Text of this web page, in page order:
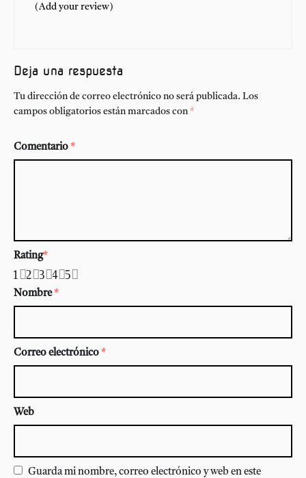
(Add your review)
Deja una respuesta
Tu dirección de correo electrónico no será publicada. Los
campos obligatorios están marcados con *
Comentario *
Rating*
5
4
3
2
1
Nombre*
Correo electrónico *
Web
Guarda mi nombre, correo electrónico y web en este